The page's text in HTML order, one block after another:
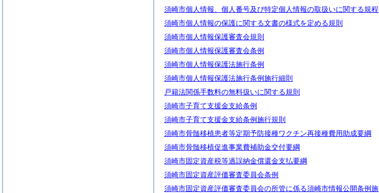
須崎市個人情報、個人番号及び特定個人情報の取扱いに関する規程
須崎市個人情報の保護に関する文書の様式を定める規則
須崎市個人情報保護審査会規則
須崎市個人情報保護審査会条例
須崎市個人情報保護法施行条例
須崎市個人情報保護法施行条例施行細則
戸籍法関係手数料の無料扱いに関する規則
須崎市子育て支援金支給条例
須崎市子育て支援金支給条例施行規則
須崎市骨髄移植患者等定期予防接種ワクチン再接種費用助成要綱
須崎市骨髄移植促進事業費補助金交付要綱
須崎市固定資産税等過誤納金償還金支払要綱
須崎市固定資産評価審査委員会条例
須崎市固定資産評価審査委員会の所管に係る須崎市情報公開条例施